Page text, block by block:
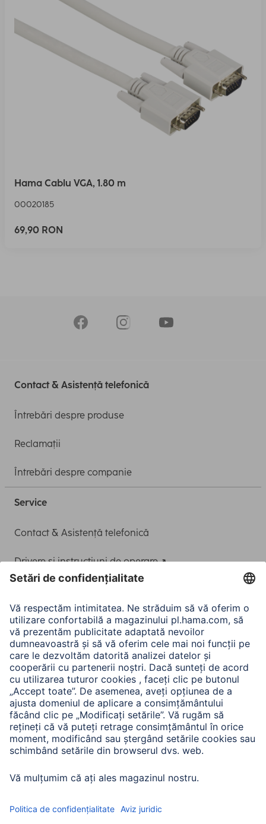
Hama Cablu VGA, 1.80 m
00020185
69,90 RON
Contact & Asistență telefonică
Întrebări despre produse
Reclamații
Întrebări despre companie
Service
Contact & Asistență telefonică
Drivere și instrucțiuni de operare
A.N.P.C.
A.N.P.C. SAL
Companie
Istoria companiei
Hama Mondial